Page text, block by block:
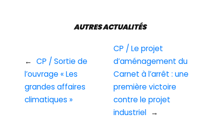
← CP / Sortie de
l’ouvrage « Les
grandes affaires
climatiques »
AUTRES ACTUALITÉS
CP / Le projet
d’aménagement du
Carnet à l’arrêt : une
première victoire
contre le projet
industriel →